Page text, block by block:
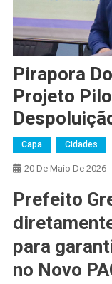
Pirapora
Projeto
Capa Cidades
20 De Maio De 2026
Prefeito
para
no Novo